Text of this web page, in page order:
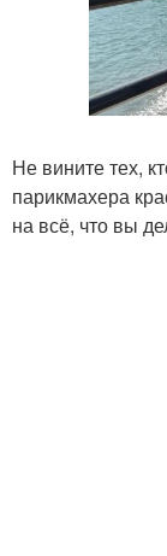
Не вините тех,
парикмахера
на всё, что вы